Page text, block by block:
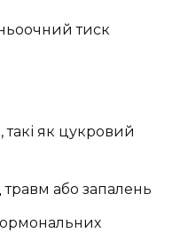
тиск
такі як цукровий
або запалень